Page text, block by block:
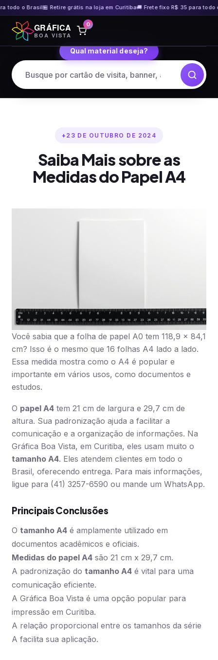
o Brasil🏪 Retire grátis na loja em Curitiba🚚 Frete fixo R$ 35 para todo o
Pular
para
o
GRÁFICA
BOA VISTA
0
Qual material deseja?
23 DE OUTUBRO DE 2024
Saiba Mais sobre as
Medidas do Papel A4
Você sabia que a folha de papel A0 tem 118,9 x 84,1
cm? Isso é o mesmo que 16 folhas A4 lado a lado.
Essa medida mostra como o A4 é popular e
importante em vários usos, como documentos e
estudos.
O papel A4 tem 21 cm de largura e 29,7 cm de
altura. Sua padronização ajuda a facilitar a
comunicação e a organização de informações. Na
Gráfica Boa Vista, em Curitiba, eles usam muito o
tamanho A4. Eles atendem clientes em todo o
Brasil, oferecendo entrega. Para mais informações,
ligue para (41) 3257-6590 ou mande um WhatsApp.
Principais Conclusões
O tamanho A4 é amplamente utilizado em
documentos acadêmicos e oficiais.
Medidas do papel A4 são 21 cm x 29,7 cm.
A padronização do tamanho A4 é vital para uma
comunicação eficiente.
A Gráfica Boa Vista é uma opção popular para
impressão em Curitiba.
A relação proporcional entre os tamanhos da série
A facilita sua aplicação.